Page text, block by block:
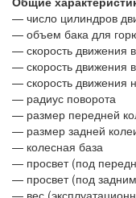
— число цилиндров
— объем бака для
— скорость движения
— скорость движения
— скорость движения
— радиус поворота
— размер передней
— размер задней
— колесная база
— просвет (под
— просвет (под